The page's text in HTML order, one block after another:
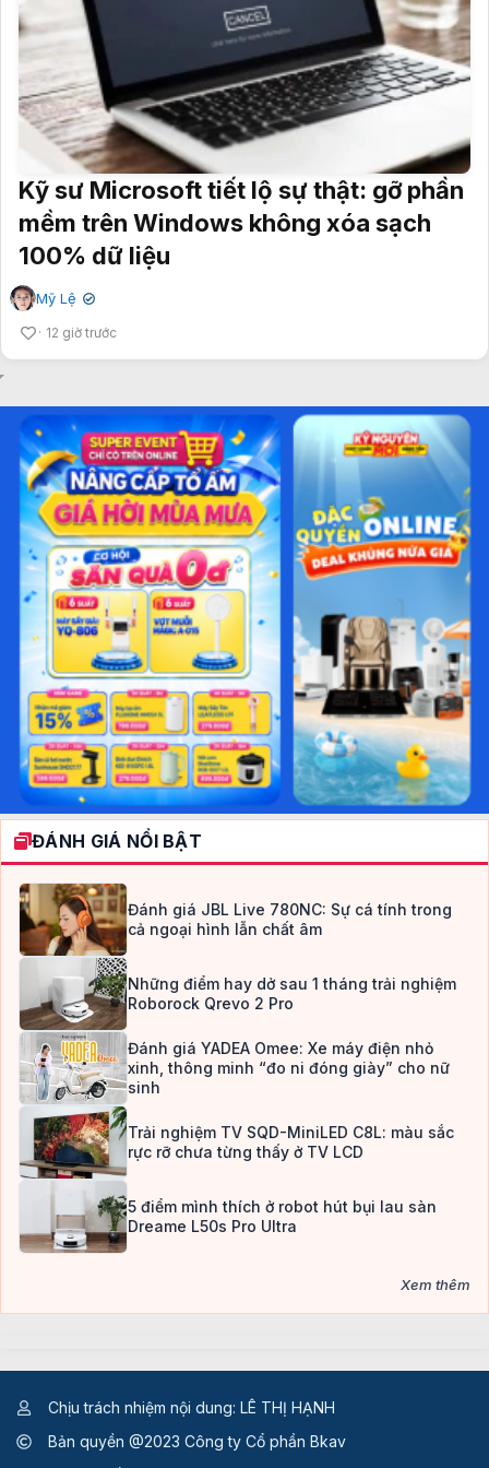
Kỹ sư Microsoft tiết lộ sự thật: gỡ phần
mềm trên Windows không xóa sạch
100% dữ liệu
Mỹ Lệ ✔
12 giờ trước
ĐÁNH GIÁ NỔI BẬT
Đánh giá JBL Live 780NC: Sự cá tính trong
cả ngoại hình lẫn chất âm
Những điểm hay dở sau 1 tháng trải nghiệm
Roborock Qrevo 2 Pro
Đánh giá YADEA Omee: Xe máy điện nhỏ
xinh, thông minh “đo ni đóng giày” cho nữ
sinh
Trải nghiệm TV SQD-MiniLED C8L: màu sắc
rực rỡ chưa từng thấy ở TV LCD
5 điểm mình thích ở robot hút bụi lau sàn
Dreame L50s Pro Ultra
Xem thêm
Chịu trách nhiệm nội dung: LÊ THỊ HẠNH
Bản quyền @2023 Công ty Cổ phần Bkav